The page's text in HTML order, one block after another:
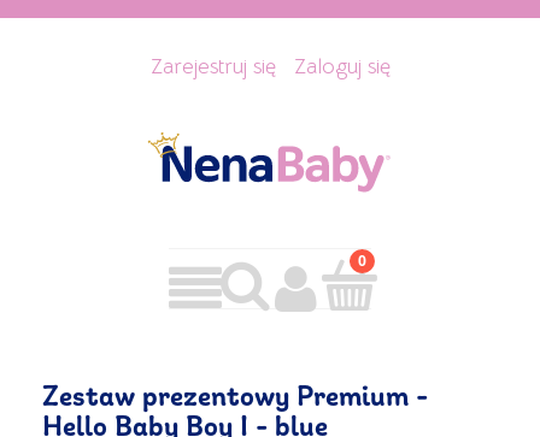
Zarejestruj się Zaloguj się
Zestaw prezentowy Premium -
Hello Baby Boy I - blue